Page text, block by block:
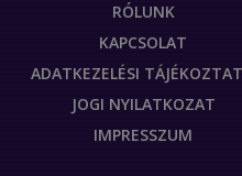
RÓLUNK
KAPCSOLAT
ADATKEZELÉSI
JOGI NYILATKOZAT
IMPRESSZUM